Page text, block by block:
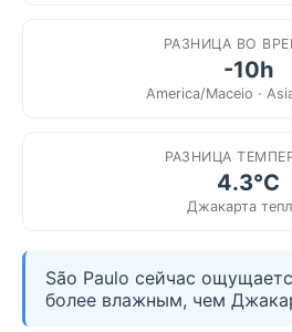
РАЗНИЦА ВО
-10h
America/Maceio ·
РАЗНИЦА
4.3°C
Джакарта
São Paulo сейчас
более влажным, чем